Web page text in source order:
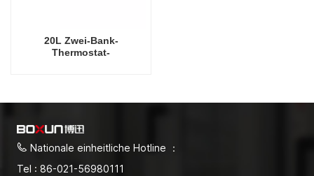
20L Zwei-Bank-
Thermostat-
Nationale einheitliche Hotline ：
Tel : 86-021-56980111